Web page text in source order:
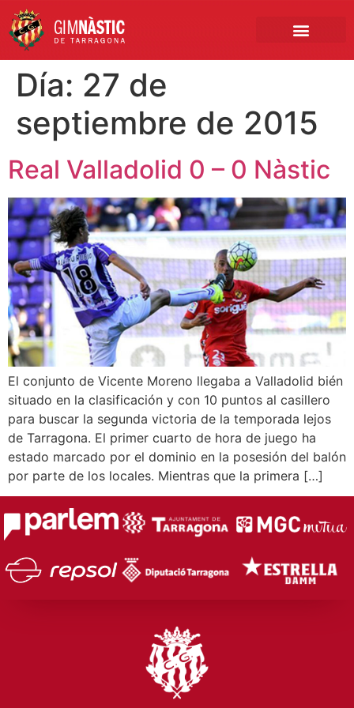
Día: 27 de
septiembre de 2015
Real Valladolid 0 – 0 Nàstic
El conjunto de Vicente Moreno llegaba a Valladolid bién
situado en la clasificación y con 10 puntos al casillero
para buscar la segunda victoria de la temporada lejos
de Tarragona. El primer cuarto de hora de juego ha
estado marcado por el dominio en la posesión del balón
por parte de los locales. Mientras que la primera […]